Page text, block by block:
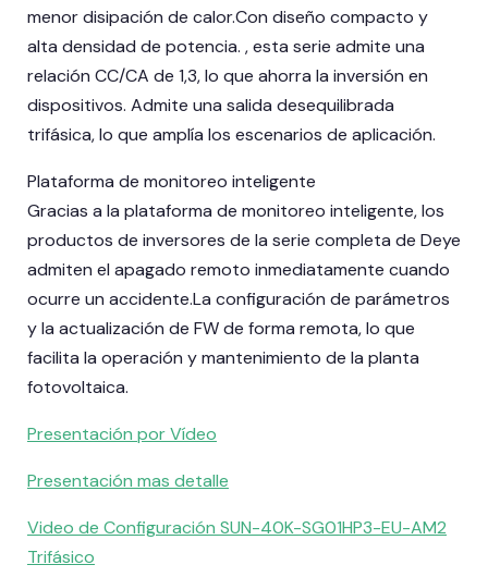
menor disipación de calor.Con diseño compacto y
alta densidad de potencia. , esta serie admite una
relación CC/CA de 1,3, lo que ahorra la inversión en
dispositivos. Admite una salida desequilibrada
trifásica, lo que amplía los escenarios de aplicación.
Plataforma de monitoreo inteligente
Gracias a la plataforma de monitoreo inteligente, los
productos de inversores de la serie completa de Deye
admiten el apagado remoto inmediatamente cuando
ocurre un accidente.La configuración de parámetros
y la actualización de FW de forma remota, lo que
facilita la operación y mantenimiento de la planta
fotovoltaica.
Presentación por Vídeo
Presentación mas detalle
Video de Configuración SUN-40K-SG01HP3-EU-AM2
Trifásico